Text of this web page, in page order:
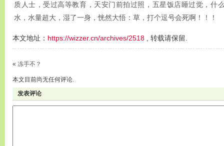
质人士，受过高等教育，天安门前拍过照，五星饭店睡过觉，什
水，水量超大，湿了一身，恍然大悟：草，打个逗号会死啊！！！
本文地址： https://wizzer.cn/archives/2518 , 转载请保留.
« 冻手不？
本文目前尚无任何评论.
发表评论